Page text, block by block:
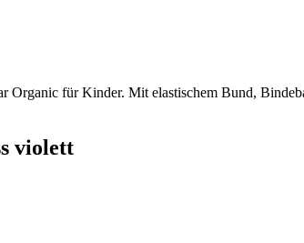
Organic für Kinder. Mit elastischem Bund,
violett